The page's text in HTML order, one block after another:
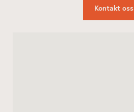
Kontakt oss